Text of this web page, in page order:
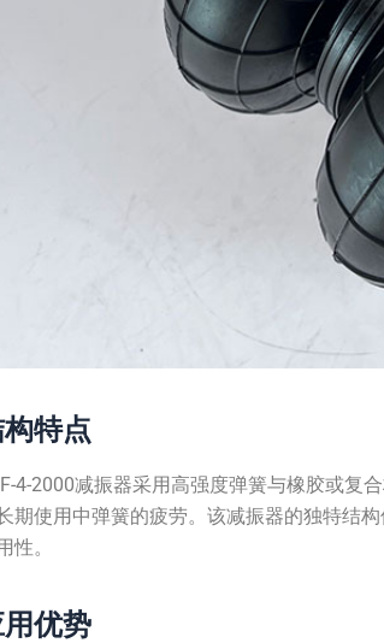
特点
4-2000减振器采用高强度弹簧与橡胶或复
期使用中弹簧的疲劳。该减振器的独特结
性。
优势